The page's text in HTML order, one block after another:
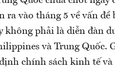
ra vào tháng 5 về vấn đề
không phải là diễn đàn
và Trung Quốc.
chính sách kinh tế